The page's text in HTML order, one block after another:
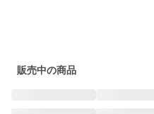
販売中の商品